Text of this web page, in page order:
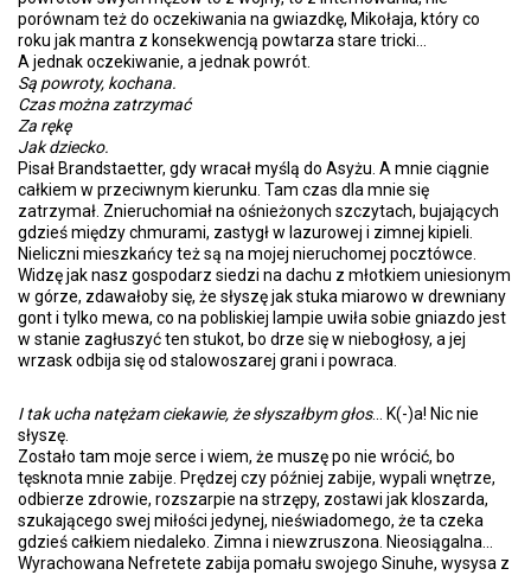
porównam też do oczekiwania na gwiazdkę, Mikołaja, który co
roku jak mantra z konsekwencją powtarza stare tricki...
A jednak oczekiwanie, a jednak powrót.
Są powroty, kochana.
Czas można zatrzymać
Za rękę
Jak dziecko.
Pisał Brandstaetter, gdy wracał myślą do Asyżu. A mnie ciągnie
całkiem w przeciwnym kierunku. Tam czas dla mnie się
zatrzymał. Znieruchomiał na ośnieżonych szczytach, bujających
gdzieś między chmurami, zastygł w lazurowej i zimnej kipieli.
Nieliczni mieszkańcy też są na mojej nieruchomej pocztówce.
Widzę jak nasz gospodarz siedzi na dachu z młotkiem uniesionym
w górze, zdawałoby się, że słyszę jak stuka miarowo w drewniany
gont i tylko mewa, co na pobliskiej lampie uwiła sobie gniazdo jest
w stanie zagłuszyć ten stukot, bo drze się w niebogłosy, a jej
wrzask odbija się od stalowoszarej grani i powraca.
I tak ucha natężam ciekawie, że słyszałbym głos... K(-)a! Nic nie
słyszę.
Zostało tam moje serce i wiem, że muszę po nie wrócić, bo
tęsknota mnie zabije. Prędzej czy później zabije, wypali wnętrze,
odbierze zdrowie, rozszarpie na strzępy, zostawi jak kloszarda,
szukającego swej miłości jedynej, nieświadomego, że ta czeka
gdzieś całkiem niedaleko. Zimna i niewzruszona. Nieosiągalna...
Wyrachowana Nefretete zabija pomału swojego Sinuhe, wysysa z